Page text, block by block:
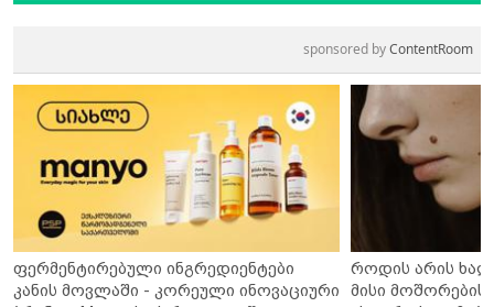
sponsored byContentRoom
ფერმენტირებული ინგრედიენტები
კანის მოვლაში - კორეული ინოვაციური
როდის არის
მისი მოშორების